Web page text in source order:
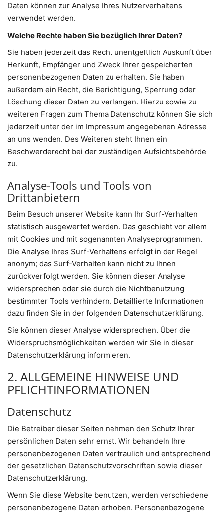
Daten können zur Analyse Ihres Nutzerverhaltens
verwendet werden.
Welche Rechte haben Sie bezüglich Ihrer Daten?
Sie haben jederzeit das Recht unentgeltlich Auskunft über
Herkunft, Empfänger und Zweck Ihrer gespeicherten
personenbezogenen Daten zu erhalten. Sie haben
außerdem ein Recht, die Berichtigung, Sperrung oder
Löschung dieser Daten zu verlangen. Hierzu sowie zu
weiteren Fragen zum Thema Datenschutz können Sie sich
jederzeit unter der im Impressum angegebenen Adresse
an uns wenden. Des Weiteren steht Ihnen ein
Beschwerderecht bei der zuständigen Aufsichtsbehörde
zu.
Analyse-Tools und Tools von
Drittanbietern
Beim Besuch unserer Website kann Ihr Surf-Verhalten
statistisch ausgewertet werden. Das geschieht vor allem
mit Cookies und mit sogenannten Analyseprogrammen.
Die Analyse Ihres Surf-Verhaltens erfolgt in der Regel
anonym; das Surf-Verhalten kann nicht zu Ihnen
zurückverfolgt werden. Sie können dieser Analyse
widersprechen oder sie durch die Nichtbenutzung
bestimmter Tools verhindern. Detaillierte Informationen
dazu finden Sie in der folgenden Datenschutzerklärung.
Sie können dieser Analyse widersprechen. Über die
Widerspruchsmöglichkeiten werden wir Sie in dieser
Datenschutzerklärung informieren.
2. ALLGEMEINE HINWEISE UND
PFLICHTINFORMATIONEN
Datenschutz
Die Betreiber dieser Seiten nehmen den Schutz Ihrer
persönlichen Daten sehr ernst. Wir behandeln Ihre
personenbezogenen Daten vertraulich und entsprechend
der gesetzlichen Datenschutzvorschriften sowie dieser
Datenschutzerklärung.
Wenn Sie diese Website benutzen, werden verschiedene
personenbezogene Daten erhoben. Personenbezogene